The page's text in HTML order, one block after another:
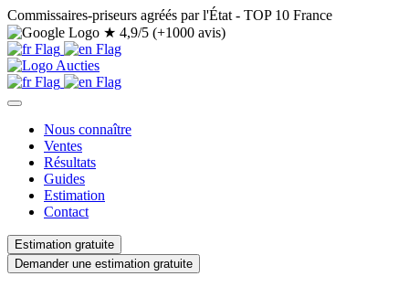
Commissaires-priseurs agréés par l'État - TOP 10 France
★ 4,9/5 (+1000 avis)
Nous connaître
Ventes
Résultats
Guides
Estimation
Contact
Estimation gratuite
Demander une estimation gratuite